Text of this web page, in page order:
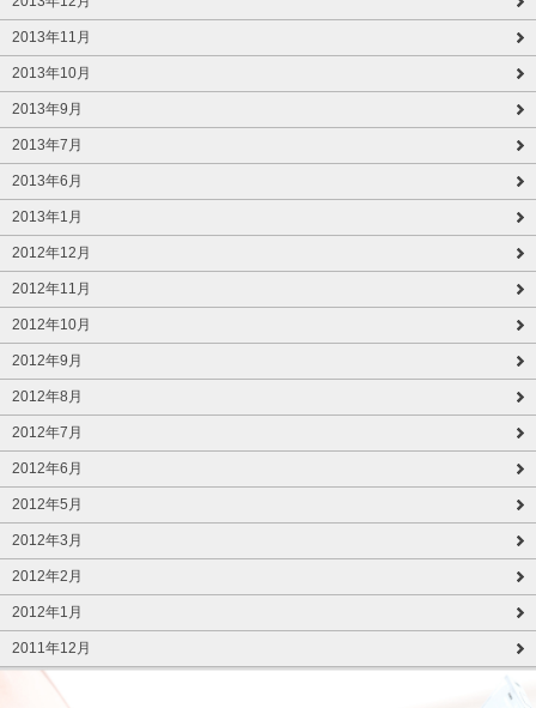
2013年11月
2013年10月
2013年9月
2013年7月
2013年6月
2013年1月
2012年12月
2012年11月
2012年10月
2012年9月
2012年8月
2012年7月
2012年6月
2012年5月
2012年3月
2012年2月
2012年1月
2011年12月